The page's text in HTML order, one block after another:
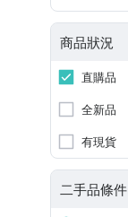
商品狀況
直購品
全新品
有現貨
二手品條件